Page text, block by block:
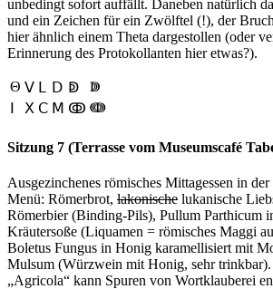
unbedingt sofort auffällt. Daneben natürlich
und ein Zeichen für ein Zwölftel (!), der
hier ähnlich einem Theta dargestollen (oder
Erinnerung des Protokollanten hier etwas?).
Θ Ⅴ Ⅼ Ⅾ ↁ
ↇ
Ⅹ Ⅽ Ⅿ ↂ ↈ
Sitzung 7 (Terrasse vom Museumscafé
Ausgezinchenes römisches Mittagessen in der
Menü: Römerbrot, lakonische lukanische
Römerbier (Binding-Pils), Pullum Parthicum
Kräutersoße (Liquamen = römisches Maggi
Boletus Fungus in Honig karamellisiert mit
Mulsum (Würzwein mit Honig, sehr
„Agricola“ kann Spuren von Wortklauberei